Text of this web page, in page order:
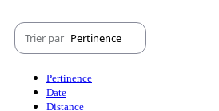
Trier par Pertinence
Pertinence
Date
Distance